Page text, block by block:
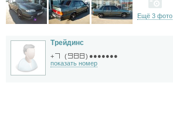
Ещё 3 фото
Трейдинс
+ ( ) ●●●●●●●
показать номер